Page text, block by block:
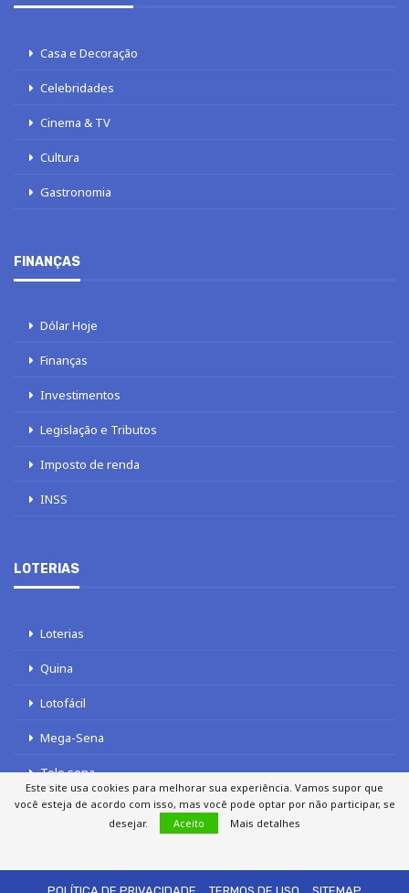
Casa e Decoração
Celebridades
Cinema & TV
Cultura
Gastronomia
FINANÇAS
Dólar Hoje
Finanças
Investimentos
Legislação e Tributos
Imposto de renda
INSS
LOTERIAS
Loterias
Quina
Lotofácil
Mega-Sena
Tele sena
Este site usa cookies para melhorar sua experiência. Vamos supor que
você esteja de acordo com isso, mas você pode optar por não participar, se
desejar.
Aceito Mais detalhes